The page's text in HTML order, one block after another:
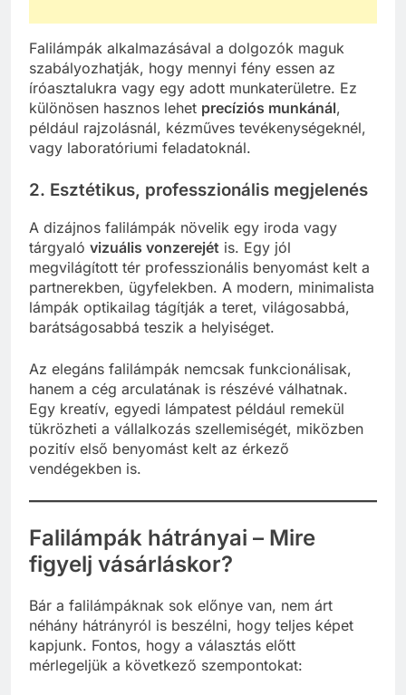
Falilámpák alkalmazásával a dolgozók maguk
szabályozhatják, hogy mennyi fény essen az
íróasztalukra vagy egy adott munkaterületre. Ez
különösen hasznos lehet precíziós munkánál,
például rajzolásnál, kézműves tevékenységeknél,
vagy laboratóriumi feladatoknál.
2. Esztétikus, professzionális megjelenés
A dizájnos falilámpák növelik egy iroda vagy
tárgyaló vizuális vonzerejét is. Egy jól
megvilágított tér professzionális benyomást kelt a
partnerekben, ügyfelekben. A modern, minimalista
lámpák optikailag tágítják a teret, világosabbá,
barátságosabbá teszik a helyiséget.
Az elegáns falilámpák nemcsak funkcionálisak,
hanem a cég arculatának is részévé válhatnak.
Egy kreatív, egyedi lámpatest például remekül
tükrözheti a vállalkozás szellemiségét, miközben
pozitív első benyomást kelt az érkező
vendégekben is.
Falilámpák hátrányai – Mire
figyelj vásárláskor?
Bár a falilámpáknak sok előnye van, nem árt
néhány hátrányról is beszélni, hogy teljes képet
kapjunk. Fontos, hogy a választás előtt
mérlegeljük a következő szempontokat: